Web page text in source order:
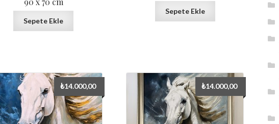
Sepete Ekle
Sepete Ekle
₺14.000,00 ₺14.000,00